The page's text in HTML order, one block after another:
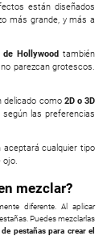
están diseñados
más grande, y más a
Hollywoodtambién
parezcan grotescos.
delicado como 2D o 3D
las preferencias
cualquier tipo
ojo.
mezclar?
diferente. Al aplicar
Puedes mezclarlas
pestañas para crear el